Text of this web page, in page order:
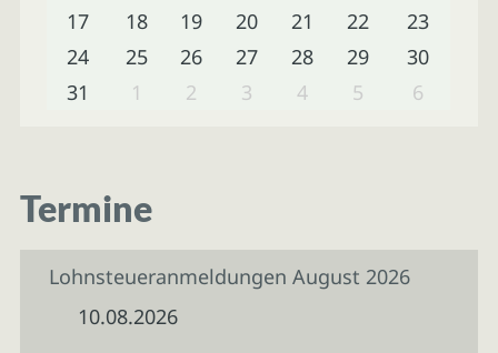
17
18 19 20 21 22
23
24
25 26 27 28 29
30
31
1 2 3 4 5 6
Termine
Lohnsteueranmeldungen August 2026
10.08.2026